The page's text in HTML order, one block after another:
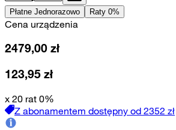
Płatne Jednorazowo Raty 0%
Cena urządzenia
2479,00 zł
123,95 zł
x 20 rat 0%
Z abonamentem dostępny od 2352 zł